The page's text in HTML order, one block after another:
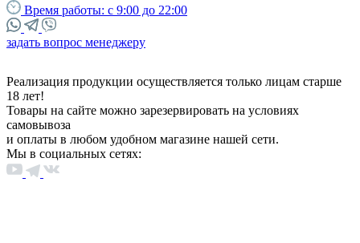
Время работы: с 9:00 до 22:00
задать вопрос менеджеру
Реализация продукции осуществляется только лицам старше
18 лет!
Товары на сайте можно зарезервировать на условиях
самовывоза
и оплаты в любом удобном магазине нашей сети.
Мы в социальных сетях: